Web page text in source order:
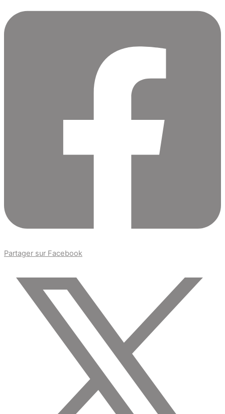
Partager sur Facebook